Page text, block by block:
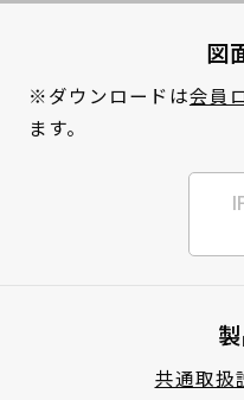
図
※ダウンロードは会員
ます。
共通取扱